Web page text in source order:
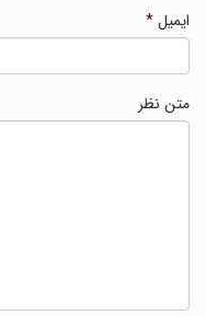
ایمیل*
متن نظر